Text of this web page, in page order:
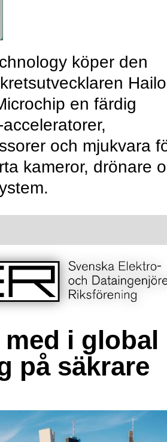
köper den
en färdig
och mjukvara
kameror, drönare
i global
på säkrare